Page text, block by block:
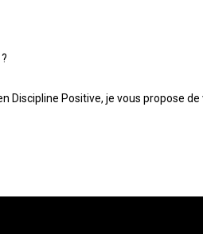
Discipline Positive, je vous propose